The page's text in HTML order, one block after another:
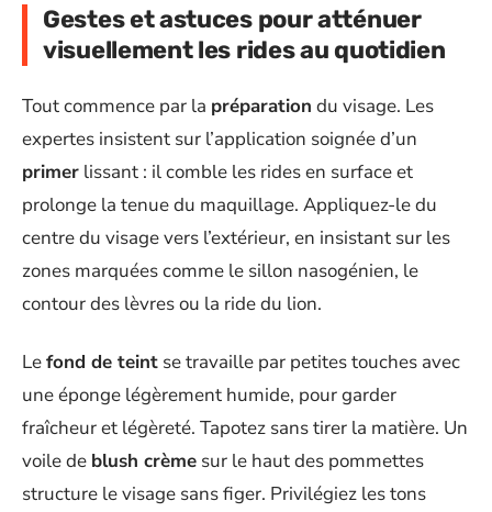
Gestes et astuces pour atténuer
visuellement les rides au quotidien
Tout commence par la préparation du visage. Les
expertes insistent sur l’application soignée d’un
primer lissant : il comble les rides en surface et
prolonge la tenue du maquillage. Appliquez-le du
centre du visage vers l’extérieur, en insistant sur les
zones marquées comme le sillon nasogénien, le
contour des lèvres ou la ride du lion.
Lefond de teint se travaille par petites touches avec
une éponge légèrement humide, pour garder
fraîcheur et légèreté. Tapotez sans tirer la matière. Un
voile de blush crème sur le haut des pommettes
structure le visage sans figer. Privilégiez les tons